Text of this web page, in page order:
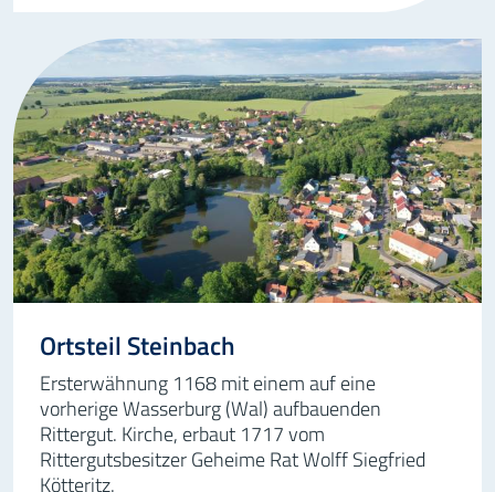
Ortsteil Steinbach
Ersterwähnung 1168 mit einem auf eine
vorherige Wasserburg (Wal) aufbauenden
Rittergut. Kirche, erbaut 1717 vom
Rittergutsbesitzer Geheime Rat Wolff Siegfried
Kötteritz.